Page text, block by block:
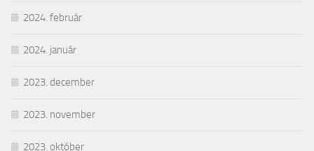
2024. február
2024. január
2023. december
2023. november
2023. október